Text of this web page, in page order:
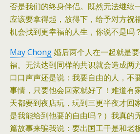
否是我们的终身伴侣。既然无法继续
应该要拿得起，放得下，给予对方祝
机会找到更幸福的人生，你说不是吗？
May Chong婚后两个人在一起就是
福。无法达到同样的共识就会造成两
口口声声还是说：我要自由的人，不
事情，只要他会回家就好了！难道有
天都要到夜店玩，玩到三更半夜才回
是我能给到他要的自由吗？）我真的
篇故事来骗我说：要出国工干是和老